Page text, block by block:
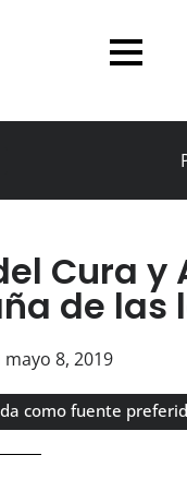
Cura
de las
mayo 8, 2019
como fuente